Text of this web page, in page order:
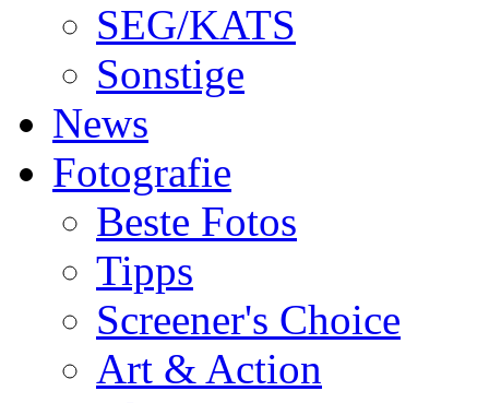
SEG/KATS
Sonstige
News
Fotografie
Beste Fotos
Tipps
Screener's Choice
Art & Action